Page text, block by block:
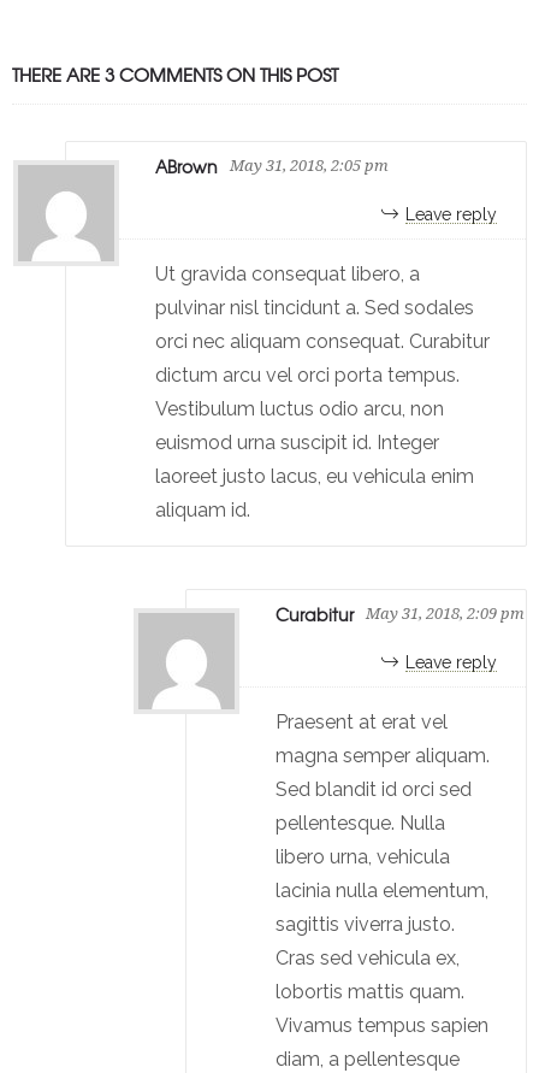
THERE ARE 3 COMMENTS ON THIS POST
ABrown May 31, 2018, 2:05 pm
Leave reply
Ut gravida consequat libero, a
pulvinar nisl tincidunt a. Sed sodales
orci nec aliquam consequat. Curabitur
dictum arcu vel orci porta tempus.
Vestibulum luctus odio arcu, non
euismod urna suscipit id. Integer
laoreet justo lacus, eu vehicula enim
aliquam id.
Curabitur May 31, 2018, 2:09 pm
Leave reply
Praesent at erat vel
magna semper aliquam.
Sed blandit id orci sed
pellentesque. Nulla
libero urna, vehicula
lacinia nulla elementum,
sagittis viverra justo.
Cras sed vehicula ex,
lobortis mattis quam.
Vivamus tempus sapien
diam, a pellentesque